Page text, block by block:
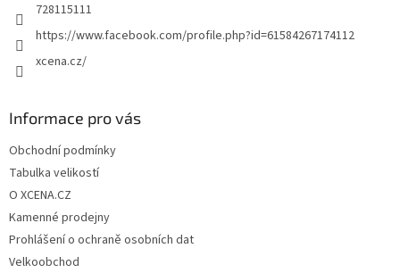
728115111
https://www.facebook.com/profile.php?id=61584267174112
xcena.cz/
Informace pro vás
Obchodní podmínky
Tabulka velikostí
O XCENA.CZ
Kamenné prodejny
Prohlášení o ochraně osobních dat
Velkoobchod